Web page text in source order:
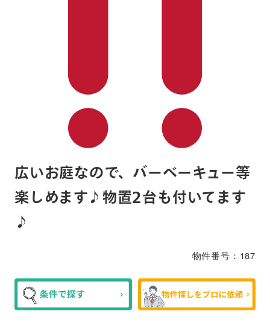
広いお庭なので、バーべーキュー等
楽しめます♪物置2台も付いてます
♪
物件番号：187